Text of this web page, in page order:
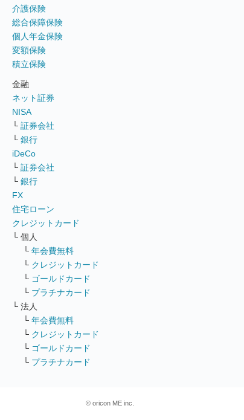
介護保険
総合保障保険
個人年金保険
変額保険
積立保険
金融
ネット証券
NISA
└ 証券会社
└ 銀行
iDeCo
└ 証券会社
└ 銀行
FX
住宅ローン
クレジットカード
└ 個人
└ 年会費無料
└ クレジットカード
└ ゴールドカード
└ プラチナカード
└ 法人
└ 年会費無料
└ クレジットカード
└ ゴールドカード
└ プラチナカード
© oricon ME inc.